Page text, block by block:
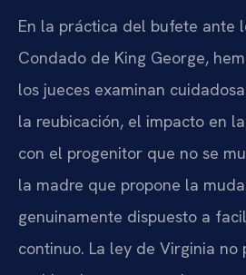
En la práctica del bufete ante
Condado de King George,
los jueces examinan
la reubicación, el impacto en
con el progenitor que no se
la madre que propone la
genuinamente dispuesto a
continuo. La ley de Virginia no